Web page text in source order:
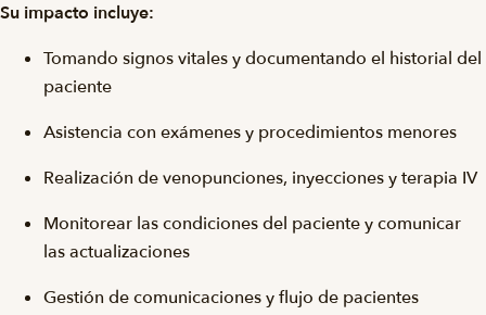
Su impacto incluye:
Tomando signos vitales y documentando el historial del
paciente
Asistencia con exámenes y procedimientos menores
Realización de venopunciones, inyecciones y terapia IV
Monitorear las condiciones del paciente y comunicar
las actualizaciones
Gestión de comunicaciones y flujo de pacientes